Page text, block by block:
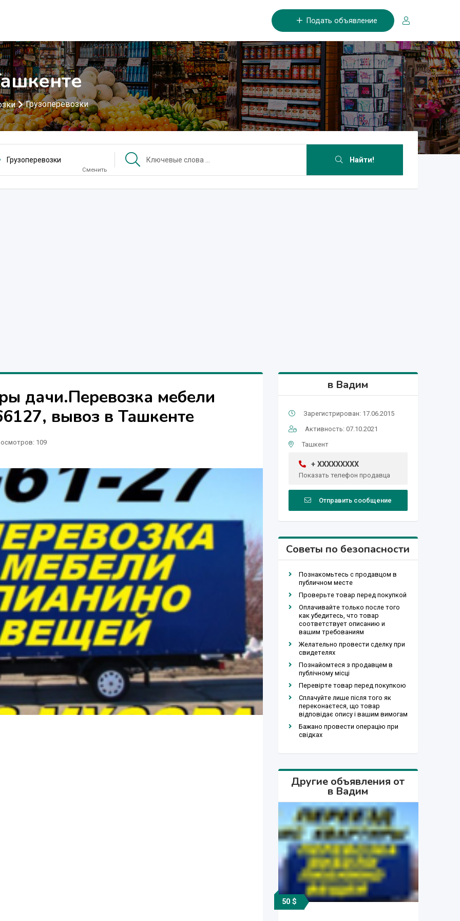
Подать объявление
Грузоперевозки
Грузоперевозки
Сменить
Найти!
дачи.Перевозка мебели
вывоз в Ташкенте
109
в Вадим
Зарегистрирован: 17.06.2015
Активность: 07.10.2021
Ташкент
+ XXXXXXXXX
Показать телефон продавца
Отправить сообщение
Советы по безопасности
Познакомьтесь с продавцом в
публичном месте
Проверьте товар перед покупкой
Оплачивайте только после того
как убедитесь, что товар
соответствует описанию и
вашим требованиям
Желательно провести сделку при
свидетелях
Познайомтеся з продавцем в
публічному місці
Перевірте товар перед покупкою
Сплачуйте лише після того як
переконаєтеся, що товар
відповідає опису і вашим вимогам
Бажано провести операцію при
свідках
Другие объявления от
в Вадим
50 $
50 $
50 $
50 $ 50 $
50 $
50 $
50 $
50 $
50 $